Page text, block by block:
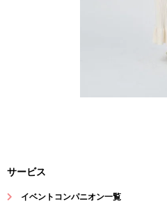
サービス
イベントコンパニオン一覧